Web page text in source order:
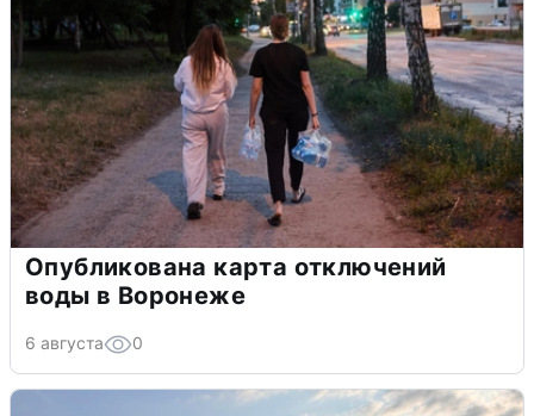
Опубликована карта отключений
воды в Воронеже
6 августа 0